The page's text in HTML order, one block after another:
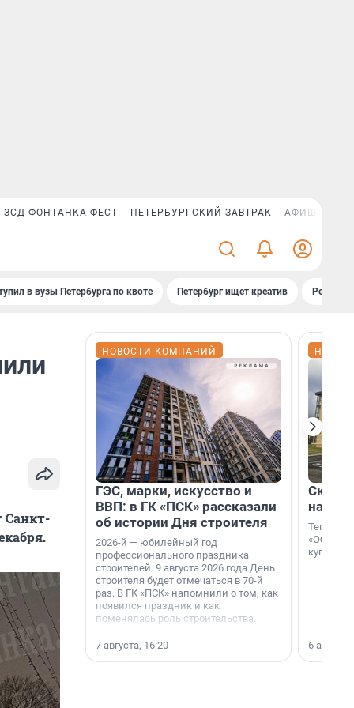
ЗСД ФОНТАНКА ФЕСТ ПЕТЕРБУРГСКИЙ ЗАВТРАК АФИША PLUS
в вузы Петербурга по квоте Петербург ищет креатив
Санкт-
НОВОСТИ КОМПАНИЙ
ГЭС, марки, искусство и
ВВП: в ГК «ПСК» рассказали
об истории Дня строителя
2026-й — юбилейный год
профессионального праздника
строителей. 9 августа 2026 года День
строителя будет отмечаться в 70-й
раз. В ГК «ПСК» напомнили о том, как
появился праздник и как
поменялась роль строительства.
7 августа, 16:20
на
Теперь
купить
6